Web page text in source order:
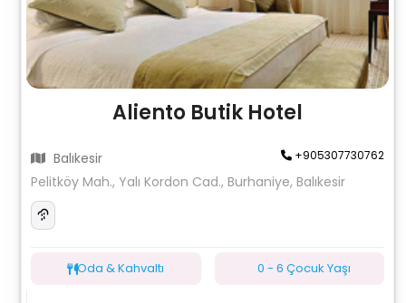
Aliento Butik Hotel
Balıkesir +905307730762
Pelitköy Mah., Yalı Kordon Cad., Burhaniye, Balıkesir
Oda & Kahvaltı 0 - 6 Çocuk Yaşı